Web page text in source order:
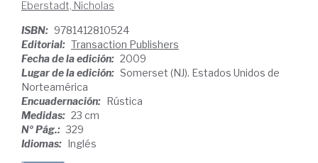
Eberstadt, Nicholas
ISBN: 9781412810524
Editorial: Transaction Publishers
Fecha de la edición: 2009
Lugar de la edición: Somerset (NJ). Estados Unidos de
Norteamérica
Encuadernación: Rústica
Medidas: 23 cm
Nº Pág.: 329
Idiomas: Inglés